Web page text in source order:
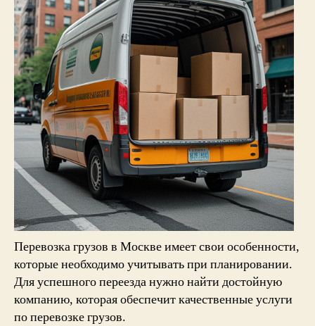
Перевозка грузов в Москве имеет свои особенности,
которые необходимо учитывать при планировании.
Для успешного переезда нужно найти достойную
компанию, которая обеспечит качественные услуги
по перевозке грузов.